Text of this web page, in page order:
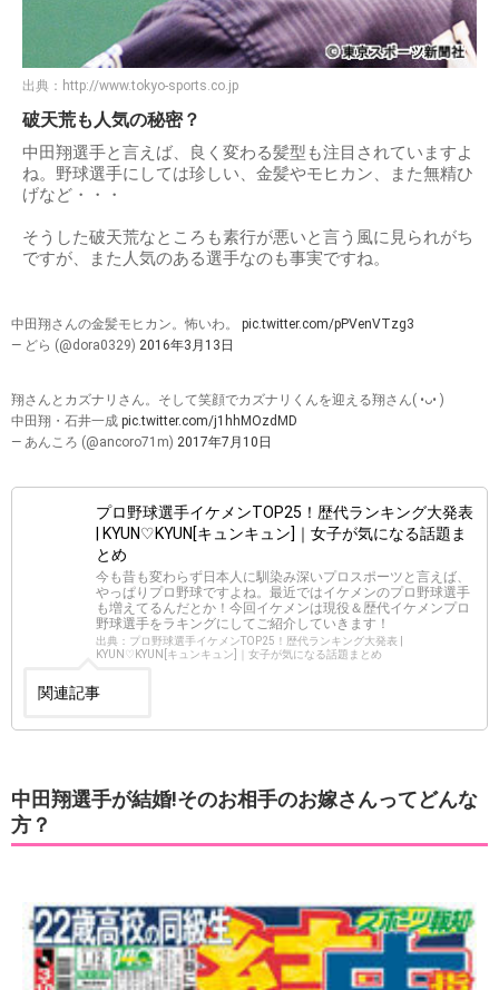
出典： http://www.tokyo-sports.co.jp
破天荒も人気の秘密？
中田翔選手と言えば、良く変わる髪型も注目されていますよ
ね。野球選手にしては珍しい、金髪やモヒカン、また無精ひ
げなど・・・
そうした破天荒なところも素行が悪いと言う風に見られがち
ですが、また人気のある選手なのも事実ですね。
中田翔さんの金髪モヒカン。怖いわ。 pic.twitter.com/pPVenVTzg3
— どら (@dora0329) 2016年3月13日
翔さんとカズナリさん。そして笑顔でカズナリくんを迎える翔さん( •ᴗ• )
中田翔・石井一成 pic.twitter.com/j1hhMOzdMD
— あんころ (@ancoro71m) 2017年7月10日
プロ野球選手イケメンTOP25！歴代ランキング大発表
| KYUN♡KYUN[キュンキュン]｜女子が気になる話題ま
とめ
今も昔も変わらず日本人に馴染み深いプロスポーツと言えば、
やっぱりプロ野球ですよね。最近ではイケメンのプロ野球選手
も増えてるんだとか！今回イケメンは現役＆歴代イケメンプロ
野球選手をラキングにしてご紹介していきます！
出典：プロ野球選手イケメンTOP25！歴代ランキング大発表 |
KYUN♡KYUN[キュンキュン]｜女子が気になる話題まとめ
関連記事
中田翔選手が結婚!そのお相手のお嫁さんってどんな
方？